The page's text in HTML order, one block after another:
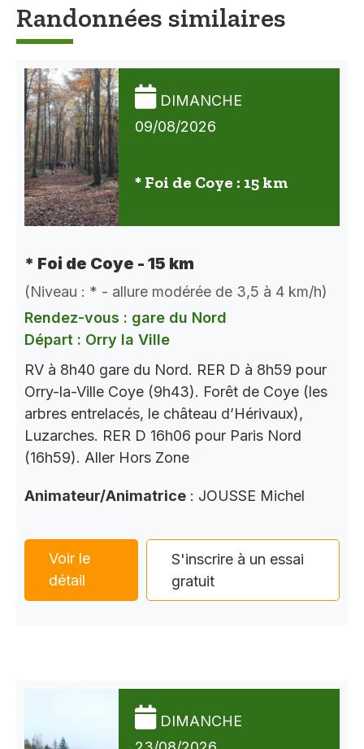
Randonnées similaires
DIMANCHE
09/08/2026
* Foi de Coye : 15 km
* Foi de Coye - 15 km
(Niveau : * - allure modérée de 3,5 à 4 km/h)
Rendez-vous : gare du Nord
Départ : Orry la Ville
RV à 8h40 gare du Nord. RER D à 8h59 pour
Orry-la-Ville Coye (9h43). Forêt de Coye (les
arbres entrelacés, le château d’Hérivaux),
Luzarches. RER D 16h06 pour Paris Nord
(16h59). Aller Hors Zone
Animateur/Animatrice : JOUSSE Michel
Voir le
détail
S'inscrire à un essai
gratuit
DIMANCHE